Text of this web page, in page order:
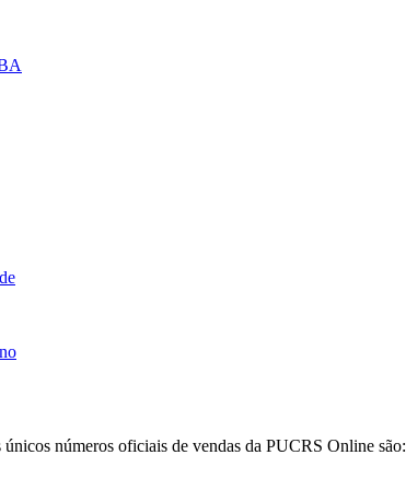
únicos números oficiais de vendas da PUCRS Online são: